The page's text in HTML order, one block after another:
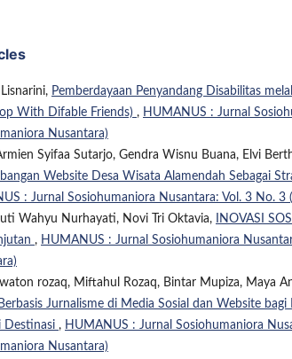
Pemberdayaan Penyandang Disabilitas
With Difable Friends) , HUMANUS : Jurnal
Nusantara)
Syifaa Sutarjo, Gendra Wisnu Buana, Elvi
Website Desa Wisata Alamendah Sebagai
: Jurnal Sosiohumaniora Nusantara: Vol. 3 No.
Wahyu Nurhayati, Novi Tri Oktavia,
INOVASI
, HUMANUS : Jurnal Sosiohumaniora
rozaq, Miftahul Rozaq, Bintar Mupiza, Maya
Jurnalisme di Media Sosial dan Website
Destinasi , HUMANUS : Jurnal Sosiohumaniora
Nusantara)